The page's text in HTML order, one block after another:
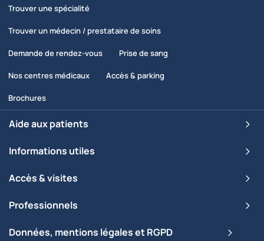
Trouver une spécialité
Trouver un médecin / prestataire de soins
Demande de rendez-vous Prise de sang
Nos centres médicaux Accès & parking
Brochures
Aide aux patients
Informations utiles
Accès & visites
Professionnels
Données, mentions légales et RGPD